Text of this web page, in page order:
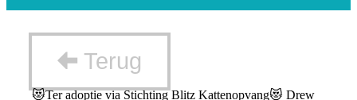
Terug
😻Ter adoptie via Stichting Blitz Kattenopvang😻 Drew